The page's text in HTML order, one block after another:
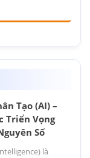
Tạo (AI) –
Triển Vọng
Số
là